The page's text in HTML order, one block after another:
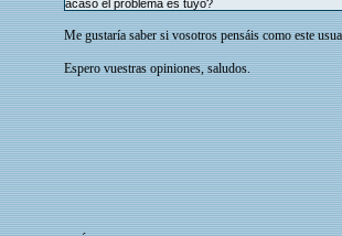
acaso el problema es tuyo?
Me gustaría saber si vosotros pensáis como este
Espero vuestras opiniones, saludos.